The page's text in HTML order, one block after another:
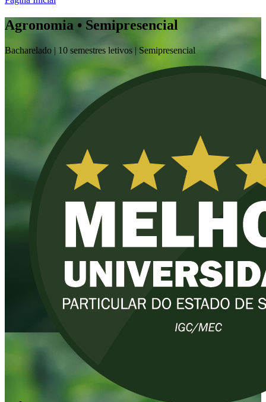
Agronomia • Semipresencial
Bacharelado | 10 semestres letivos | Semipresencial